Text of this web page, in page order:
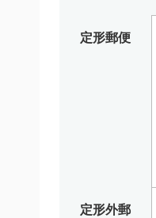
定形郵便
定形外郵